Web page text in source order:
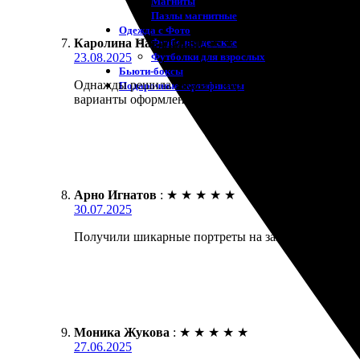
Пазлы магнитные
Одежда с Фото
Футболки детские
Футболки для взрослых
Бьюти-боксы
Подарочные сертификаты
Каролина Навальная : ★ ★
23.08.2025
Однажды решила заказать портреты по
варианты оформления. Качество получившихся
Арно Игнатов : ★ ★ ★ ★ ★
30.07.2025
Получили шикарные портреты на заказ. Процесс
Моника Жукова : ★ ★ ★ ★ ★
27.06.2025